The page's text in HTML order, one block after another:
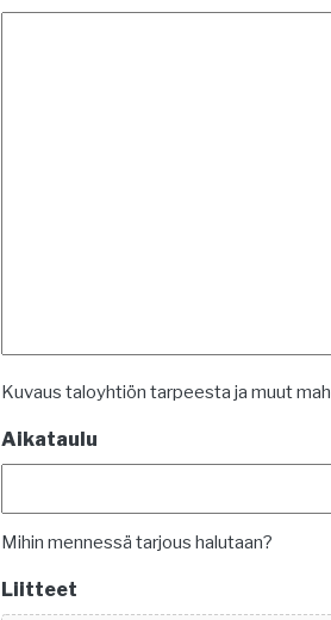
Kuvaus taloyhtiön tarpeesta ja muut
Aikataulu
Mihin mennessä tarjous halutaan?
Liitteet